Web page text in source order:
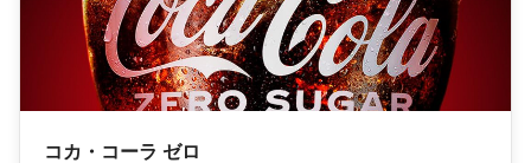
コカ・コーラ ゼロ